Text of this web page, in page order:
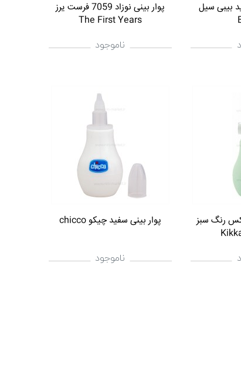
بیبی سیل
پوار بینی نوزاد 7059 فرست یرز
The First Years
ناموجود
رنگ سبز
پوار بینی سفید چیکو chicco
ناموجود